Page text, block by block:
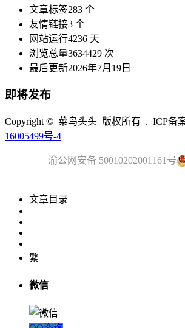
文章标签283 个
友情链接3 个
网站运行4236 天
浏览总量3634429 次
最后更新2026年7月19日
即将发布
Copyright © 菜鸟头头 版权所有 . ICP备
16005499号-4
渝公网安备 50010202001161号
文章目录
繁
微信